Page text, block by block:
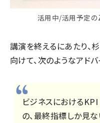
活用中/活用予定の
講演を終えるにあたり、
向けて、次のようなアドバ
ビジネスにおける
の、最終指標しか見